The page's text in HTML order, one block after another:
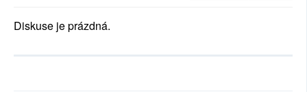
Diskuse je prázdná.